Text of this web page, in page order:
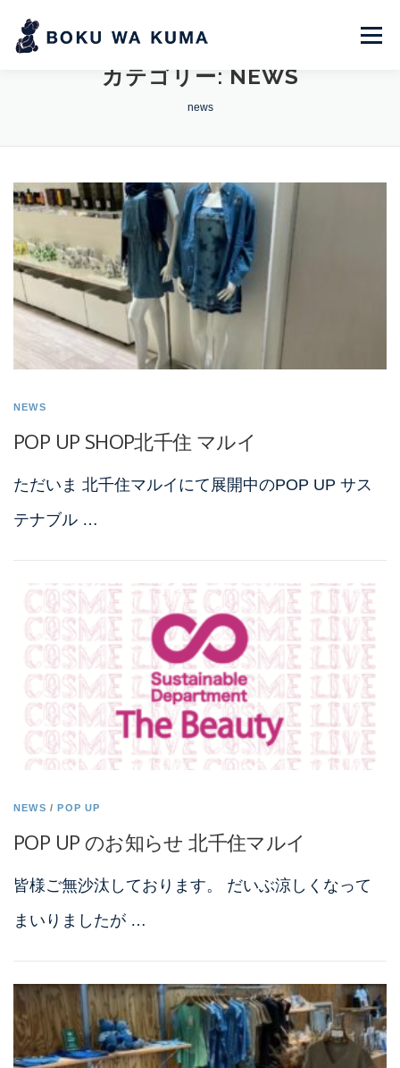
メニュー
PRODUCT ABOUT
INDIGO BLUE
カテゴリー: NEWS
news
NEWS
POP UP SHOP北千住 マルイ
ただいま 北千住マルイにて展開中のPOP UP サス
テナブル …
NEWS / POP UP
POP UP のお知らせ 北千住マルイ
皆様ご無沙汰しております。 だいぶ涼しくなって
まいりましたが …